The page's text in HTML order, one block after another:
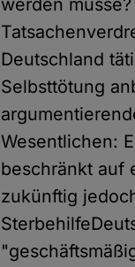
werden
Deutschland
Selbsttötung
Wesentlichen:
beschränkt auf
zukünftig